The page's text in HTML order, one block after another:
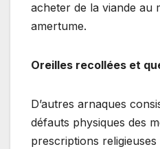
acheter de la viande au
amertume.
Oreilles recollées et
D’autres arnaques
défauts physiques des
prescriptions religieuses